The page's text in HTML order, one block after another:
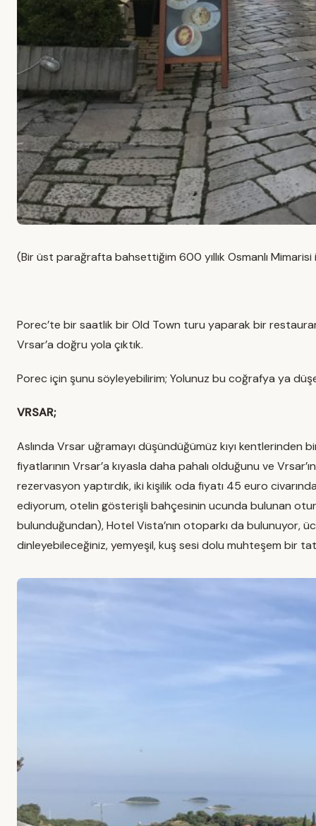
(Bir üst parağrafta bahsettiğim 600 yıllık Osmanlı
Porec’te bir saatlik bir Old Town turu yaparak bir
Vrsar’a doğru yola çıktık.
Porec için şunu söyleyebilirim; Yolunuz bu coğrafya ya
VRSAR;
Aslında Vrsar uğramayı düşündüğümüz kıyı kentlerinden
fiyatlarının Vrsar’a kıyasla daha pahalı olduğunu ve
rezervasyon yaptırdık, iki kişilik oda fiyatı 45 euro
ediyorum, otelin gösterişli bahçesinin ucunda bulunan
bulunduğundan), Hotel Vista’nın otoparkı da bulunuyor,
dinleyebileceğiniz, yemyeşil, kuş sesi dolu muhteşem bir